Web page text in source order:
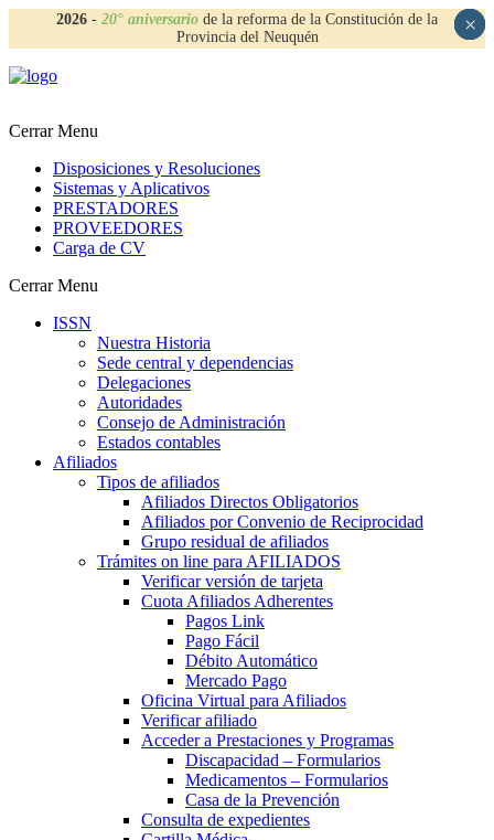
2026 - 20° aniversario de la reforma de la Constitución de la
Provincia del Neuquén
Cerrar Menu
Disposiciones y Resoluciones
Sistemas y Aplicativos
PRESTADORES
PROVEEDORES
Carga de CV
Cerrar Menu
ISSN
Nuestra Historia
Sede central y dependencias
Delegaciones
Autoridades
Consejo de Administración
Estados contables
Afiliados
Tipos de afiliados
Afiliados Directos Obligatorios
Afiliados por Convenio de Reciprocidad
Grupo residual de afiliados
Trámites on line para AFILIADOS
Verificar versión de tarjeta
Cuota Afiliados Adherentes
Pagos Link
Pago Fácil
Débito Automático
Mercado Pago
Oficina Virtual para Afiliados
Verificar afiliado
Acceder a Prestaciones y Programas
Discapacidad – Formularios
Medicamentos – Formularios
Casa de la Prevención
Consulta de expedientes
×
×
×
×